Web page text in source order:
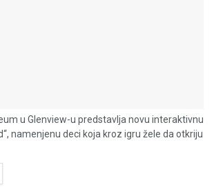
u Glenview-u predstavlja novu interaktivnu
namenjenu deci koja kroz igru žele da otkriju